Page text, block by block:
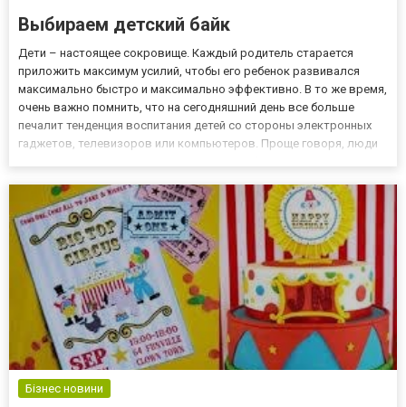
Выбираем детский байк
Дети – настоящее сокровище. Каждый родитель старается
приложить максимум усилий, чтобы его ребенок развивался
максимально быстро и максимально эффективно. В то же время,
очень важно помнить, что на сегодняшний день все больше
печалит тенденция воспитания детей со стороны электронных
гаджетов, телевизоров или компьютеров. Проще говоря, люди
Бізнес новини